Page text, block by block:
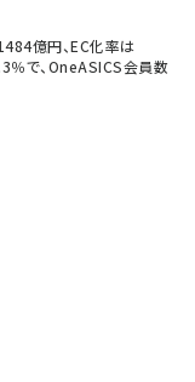
億円、EC化率は
％で、OneASICS会員数